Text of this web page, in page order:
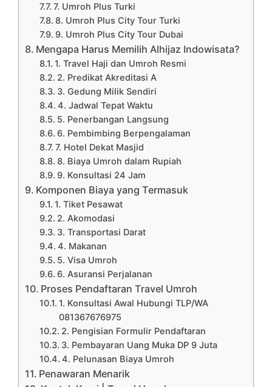
7. Umroh Plus Turki
8. Umroh Plus City Tour Turki
9. Umroh Plus City Tour Dubai
Mengapa Harus Memilih Alhijaz Indowisata?
1. Travel Haji dan Umroh Resmi
2. Predikat Akreditasi A
3. Gedung Milik Sendiri
4. Jadwal Tepat Waktu
5. Penerbangan Langsung
6. Pembimbing Berpengalaman
7. Hotel Dekat Masjid
8. Biaya Umroh dalam Rupiah
9. Konsultasi 24 Jam
Komponen Biaya yang Termasuk
1. Tiket Pesawat
2. Akomodasi
3. Transportasi Darat
4. Makanan
5. Visa Umroh
6. Asuransi Perjalanan
Proses Pendaftaran Travel Umroh
1. Konsultasi Awal Hubungi TLP/WA
081367676975
2. Pengisian Formulir Pendaftaran
3. Pembayaran Uang Muka DP 9 Juta
4. Pelunasan Biaya Umroh
Penawaran Menarik